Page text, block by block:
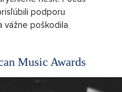
podporu
vážne poškodila
Music Awards